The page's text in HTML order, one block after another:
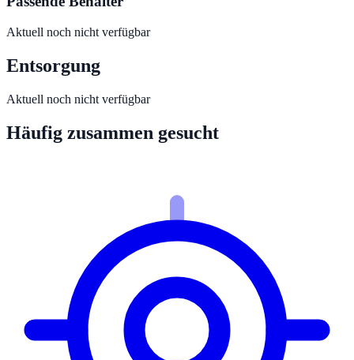
Aktuell noch nicht verfügbar
Entsorgung
Aktuell noch nicht verfügbar
Häufig zusammen gesucht